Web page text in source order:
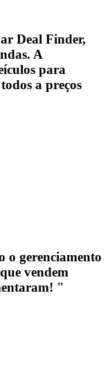
Deal Finder,
A
para
a preços
gerenciamento
vendem
"